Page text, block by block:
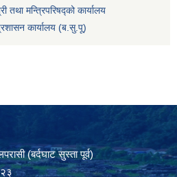
तथा मन्त्रिपरिषद्को कार्यालय
कार्यालय (ब.सु.पू)
(बर्दघाट सुस्ता पूर्व)